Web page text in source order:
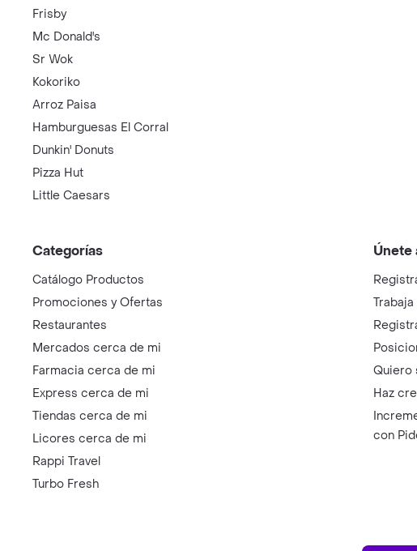
Frisby
Mc Donald's
Sr Wok
Kokoriko
Arroz Paisa
Hamburguesas El Corral
Dunkin' Donuts
Pizza Hut
Little Caesars
Categorías
Catálogo Productos
Promociones y Ofertas
Restaurantes
Mercados cerca de mi
Farmacia cerca de mi
Express cerca de mi
Tiendas cerca de mi
Licores cerca de mi
Rappi Travel
Turbo Fresh
Únete
Quiero
Haz
con